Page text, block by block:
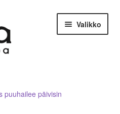
Valikko
puuhailee päivisin